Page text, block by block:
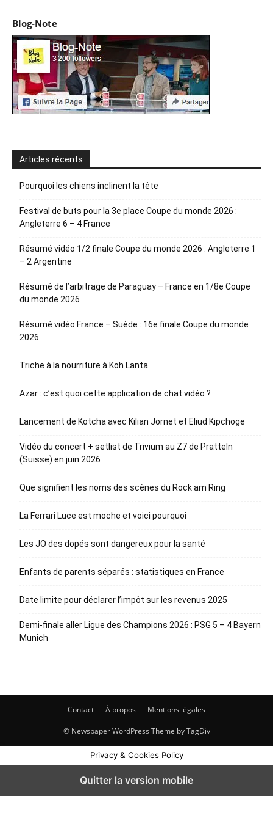
Blog-Note
Articles récents
Pourquoi les chiens inclinent la tête
Festival de buts pour la 3e place Coupe du monde 2026 :
Angleterre 6 – 4 France
Résumé vidéo 1/2 finale Coupe du monde 2026 : Angleterre 1
– 2 Argentine
Résumé de l’arbitrage de Paraguay – France en 1/8e Coupe
du monde 2026
Résumé vidéo France – Suède : 16e finale Coupe du monde
2026
Triche à la nourriture à Koh Lanta
Azar : c’est quoi cette application de chat vidéo ?
Lancement de Kotcha avec Kilian Jornet et Eliud Kipchoge
Vidéo du concert + setlist de Trivium au Z7 de Pratteln
(Suisse) en juin 2026
Que signifient les noms des scènes du Rock am Ring
La Ferrari Luce est moche et voici pourquoi
Les JO des dopés sont dangereux pour la santé
Enfants de parents séparés : statistiques en France
Date limite pour déclarer l’impôt sur les revenus 2025
Demi-finale aller Ligue des Champions 2026 : PSG 5 – 4 Bayern
Munich
Contact À propos Mentions légales
© Newspaper WordPress Theme by TagDiv
Privacy & Cookies Policy
Quitter la version mobile